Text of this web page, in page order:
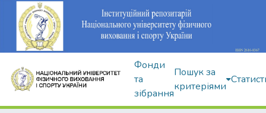
Фонди
та
зібрання
Пошук за
критеріями